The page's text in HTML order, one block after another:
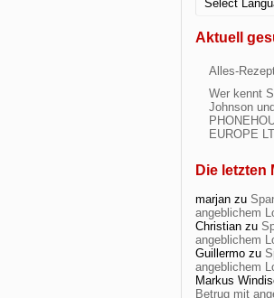
Aktuell
Alles-
Wer kennt
Johnson
EUROPE
Die letzten
marjan zu
angeblichem
Christian zu
angeblichem
Guillermo zu
angeblichem
Markus
Betrug mit